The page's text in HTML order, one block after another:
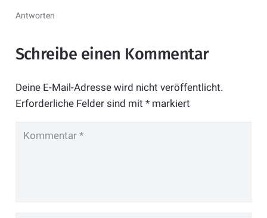
Antworten
Schreibe einen Kommentar
Deine E-Mail-Adresse wird nicht veröffentlicht.
Erforderliche Felder sind mit *markiert